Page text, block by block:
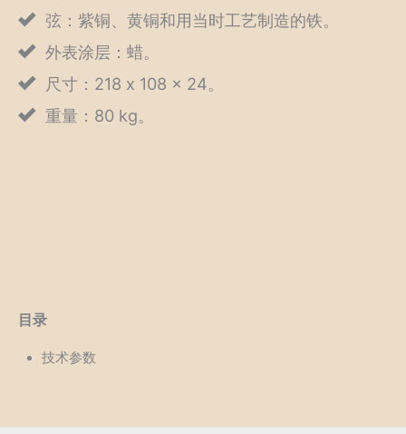
目录
技术参数
弦：紫铜、黄铜和用当时工艺制造的铁。
外表涂层：蜡。
尺寸：218 x 108 x 24。
重量：80 kg。